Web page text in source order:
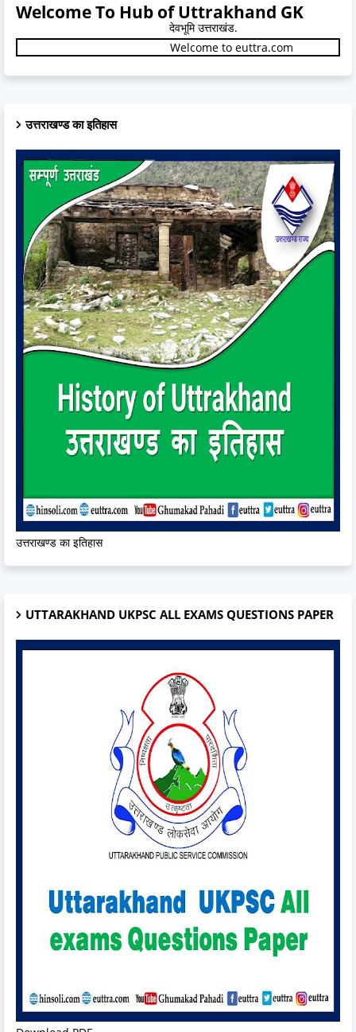
Welcome To Hub of Uttrakhand GK
Welcome to euttra.com
उत्तराखण्ड का इतिहास
उत्तराखण्ड का इतिहास
UTTARAKHAND UKPSC ALL EXAMS QUESTIONS PAPER